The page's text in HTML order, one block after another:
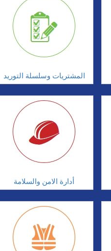
المشتريات وسلسلة التوريد
أدارة الامن والسلامة